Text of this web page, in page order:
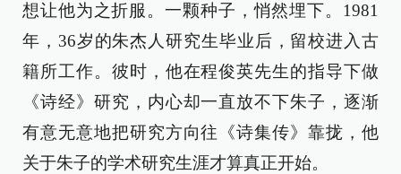
想让他为之折服。一颗种子，悄然埋下。1981
年，36岁的朱杰人研究生毕业后，留校进入古
籍所工作。彼时，他在程俊英先生的指导下做
《诗经》研究，内心却一直放不下朱子，逐渐
有意无意地把研究方向往《诗集传》靠拢，他
关于朱子的学术研究生涯才算真正开始。